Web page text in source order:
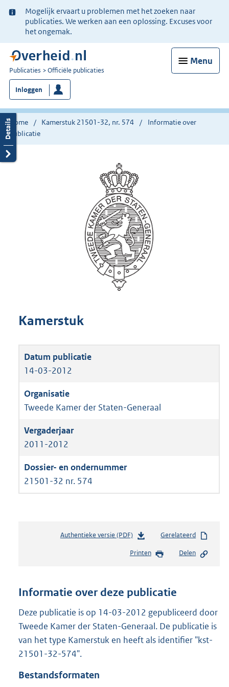
Ter
informatie:
Mogelijk ervaart u problemen met het zoeken naar
publicaties. We werken aan een oplossing. Excuses voor
het ongemak.
Menu
U
bent
nu
hier:
Publicaties Officiële publicaties
Inloggen
Home Kamerstuk 21501-32, nr. 574
Informatie over
publicatie
Kamerstuk
14-03-2012
Tweede Kamer der Staten-Generaal
2011-2012
21501-32 nr. 574
Authentieke versie (PDF)b
s
n
s
r
o
Gerelateerd
Printen Delen
Informatie over deze publicatie
Deze publicatie is op 14-03-2012 gepubliceerd door
Tweede Kamer der Staten-Generaal. De publicatie is
van het type Kamerstuk en heeft als identifier "kst-
21501-32-574".
Bestandsformaten